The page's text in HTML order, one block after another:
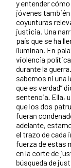
y entender
jóvenes
coyunturas
justicia. Una
país que se ha
iluminan. En
violencia
durante la
sabemos ni una
que es verdad”
sentencia. Ella,
que los dos
fueran
adelante,
el trazo de cada
fuerza de estas
en la corte de
búsqueda de